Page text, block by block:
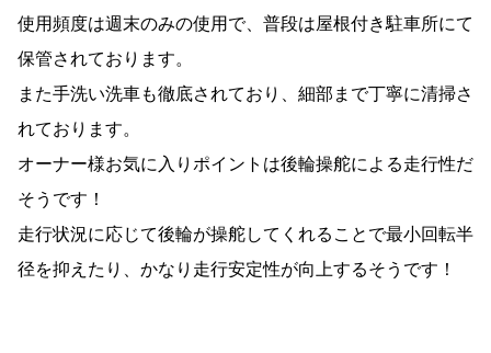
使用頻度は週末のみの使用で、普段は屋根付き駐車所にて
保管されております。
また手洗い洗車も徹底されており、細部まで丁寧に清掃さ
れております。
オーナー様お気に入りポイントは後輪操舵による走行性だ
そうです！
走行状況に応じて後輪が操舵してくれることで最小回転半
径を抑えたり、かなり走行安定性が向上するそうです！